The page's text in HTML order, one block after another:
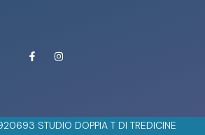
STUDIO DOPPIA T DI TREDICINE